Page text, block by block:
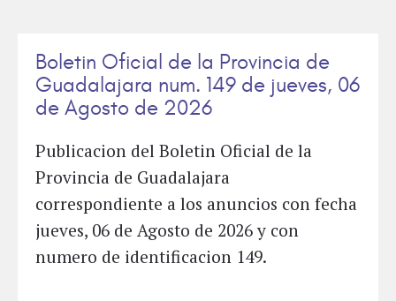
Boletin Oficial de la Provincia de
Guadalajara num. 149 de jueves, 06
de Agosto de 2026
Publicacion del Boletin Oficial de la
Provincia de Guadalajara
correspondiente a los anuncios con fecha
jueves, 06 de Agosto de 2026 y con
numero de identificacion 149.